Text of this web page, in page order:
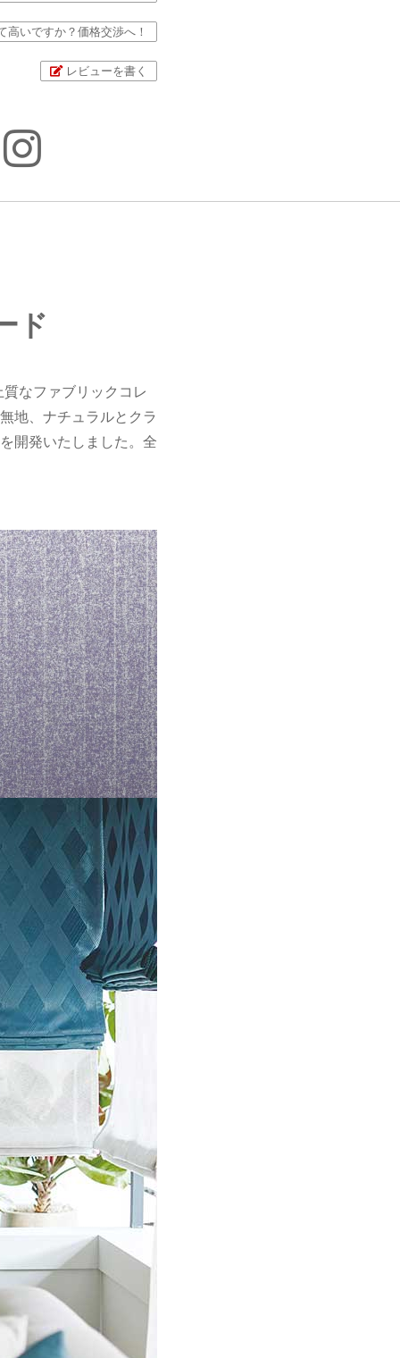
高いですか？価格交渉へ！
レビューを書く
ド
なファブリックコレ
地、ナチュラルとクラ
開発いたしました。全